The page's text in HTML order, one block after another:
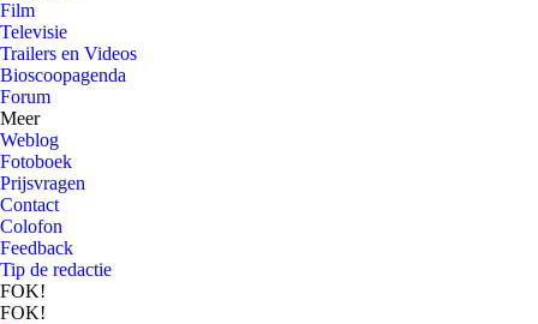
Film
Televisie
Trailers en Videos
Bioscoopagenda
Forum
Meer
Weblog
Fotoboek
Prijsvragen
Contact
Colofon
Feedback
Tip de redactie
FOK!
FOK!